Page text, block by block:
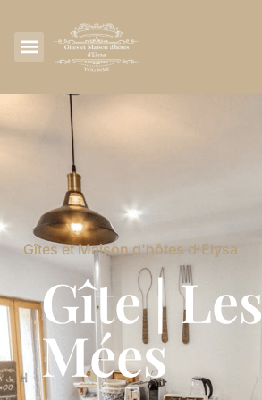
Gîtes et Maison d'hôtes d'Elysa
Gîte | Les
Mées